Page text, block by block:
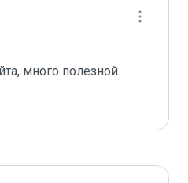
много полезной